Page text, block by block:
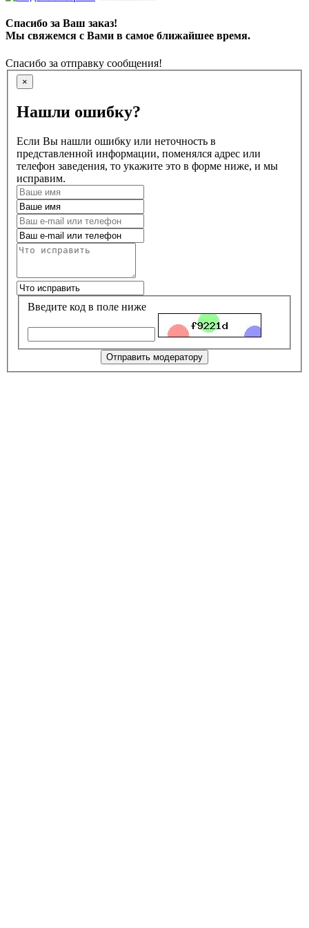
Спасибо за Ваш заказ!
Мы свяжемся с Вами в самое ближайшее время.
Спасибо за отправку сообщения!
×
Нашли ошибку?
Если Вы нашли ошибку или неточность в
представленной информации, поменялся адрес или
телефон заведения, то укажите это в форме ниже, и мы
исправим.
Введите код в поле ниже
Отправить модератору